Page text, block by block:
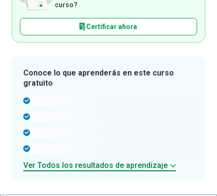
curso?
Certificar ahora
Conoce lo que aprenderás en este curso
gratuito
Ver Todos los resultados de aprendizaje